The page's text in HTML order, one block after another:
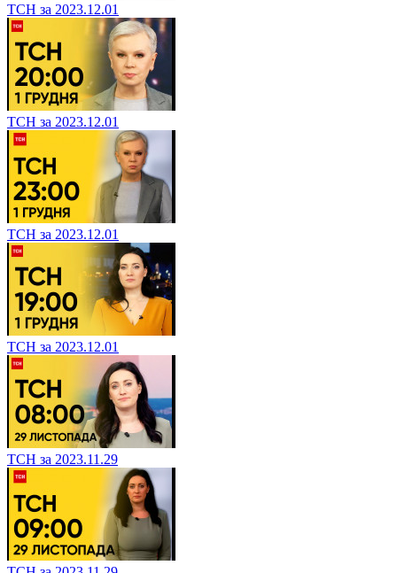
ТСН за 2023.12.01
ТСН за 2023.12.01
ТСН за 2023.12.01
ТСН за 2023.12.01
ТСН за 2023.11.29